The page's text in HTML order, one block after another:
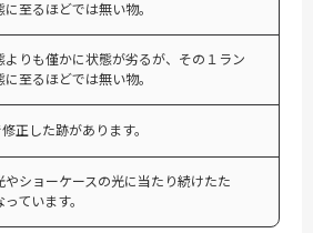
至るほどでは無い物。
よりも僅かに状態が劣るが、その１ラン
至るほどでは無い物。
正した跡があります。
やショーケースの光に当たり続けたた
ています。